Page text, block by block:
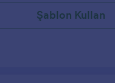
Şablon Kullan